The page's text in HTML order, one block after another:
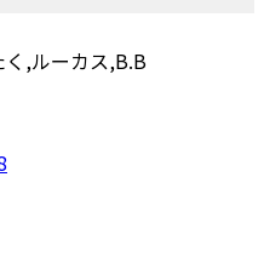
く,ルーカス,B.B